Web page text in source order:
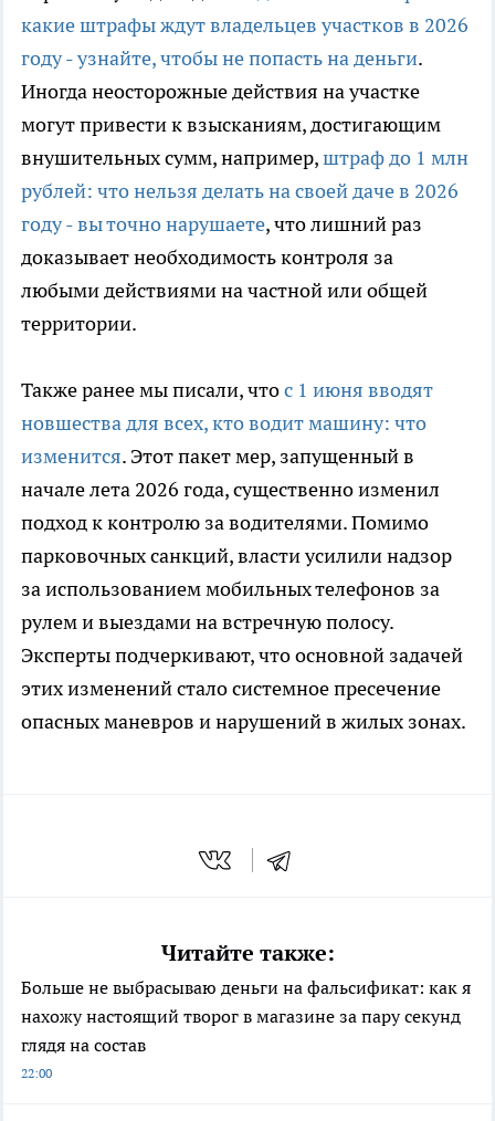
какие штрафы ждут владельцев участков в 2026
году - узнайте, чтобы не попасть на деньги.
Иногда неосторожные действия на участке
могут привести к взысканиям, достигающим
внушительных сумм, например,штраф до 1 млн
рублей: что нельзя делать на своей даче в 2026
году - вы точно нарушаете, что лишний раз
доказывает необходимость контроля за
любыми действиями на частной или общей
территории.
Также ранее мы писали, чтос 1 июня вводят
новшества для всех, кто водит машину: что
изменится. Этот пакет мер, запущенный в
начале лета 2026 года, существенно изменил
подход к контролю за водителями. Помимо
парковочных санкций, власти усилили надзор
за использованием мобильных телефонов за
рулем и выездами на встречную полосу.
Эксперты подчеркивают, что основной задачей
этих изменений стало системное пресечение
опасных маневров и нарушений в жилых зонах.
Читайте также:
Больше не выбрасываю деньги на фальсификат: как я
нахожу настоящий творог в магазине за пару секунд
глядя на состав
22:00